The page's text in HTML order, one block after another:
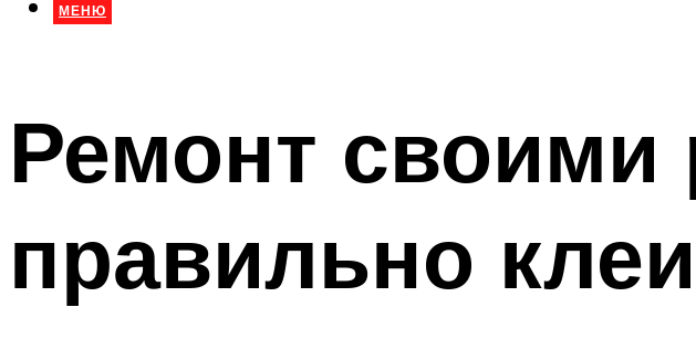
МЕНЮ
Ремонт своими
правильно